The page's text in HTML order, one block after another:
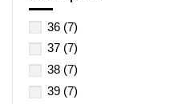
36 (7)
37 (7)
38 (7)
39 (7)